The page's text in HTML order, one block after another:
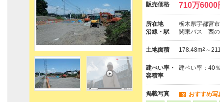
販売価格 710万6000
所在地
栃木県宇都宮
沿線・駅
関東バス「西
土地面積 178.48m2 ～
建ぺい率・
容積率
建ペい率：40
掲載写真 おすすめ写